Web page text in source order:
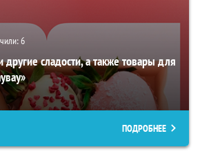
6
сладости, а также товары для
ПОДРОБНЕЕ